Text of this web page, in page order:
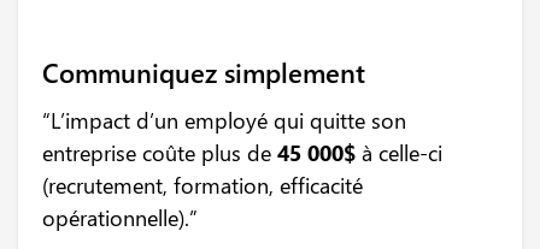
Communiquez simplement
“L’impact d’un employé qui quitte son
entreprise coûte plus de 45 000$ à celle-ci
(recrutement, formation, efficacité
opérationnelle).”